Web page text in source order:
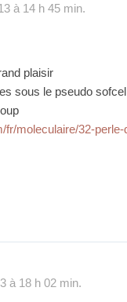
à 14 h 45 min.
plaisir
sous le pseudo
fr/moleculaire/32-
à 18 h 02 min.